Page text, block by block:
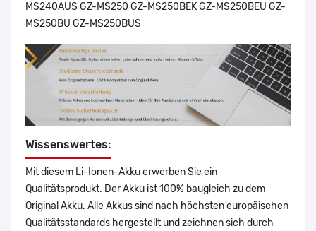
MS240AUS GZ-MS250 GZ-MS250BEK GZ-MS250BEU GZ-
MS250BU GZ-MS250BUS
Wissenswertes:
Mit diesem Li-Ionen-Akku erwerben Sie ein
Qualitätsprodukt. Der Akku ist 100% baugleich zu dem
Original Akku. Alle Akkus sind nach höchsten europäischen
Qualitätsstandards hergestellt und zeichnen sich durch